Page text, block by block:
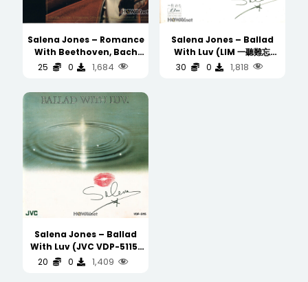
Salena Jones – Romance
With Beethoven, Bach
And Salena Jones
25 0 1,684
Salena Jones – Ballad
With Luv (LIM 一聽難忘
K2HD 24-Bit Mastering
30 0 1,818
Salena Jones – Ballad
With Luv (JVC VDP-5115)
(WAV/16/44.1/407MB)
20 0 1,409